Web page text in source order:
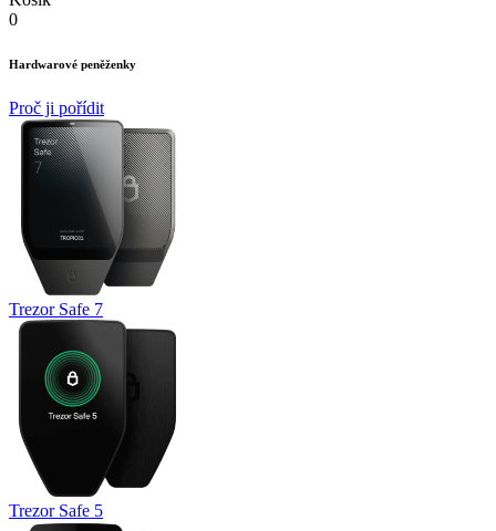
0
Hardwarové peněženky
Proč ji pořídit
Trezor Safe 7
Trezor Safe 5